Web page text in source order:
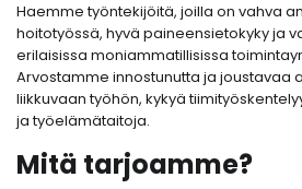
Haemme työntekijöitä, joilla on vahva
hoitotyössä, hyvä paineensietokyky ja
erilaisissa moniammatillisissa
Arvostamme innostunutta ja joustavaa
liikkuvaan työhön, kykyä
ja työelämätaitoja.
Mitä tarjoamme?